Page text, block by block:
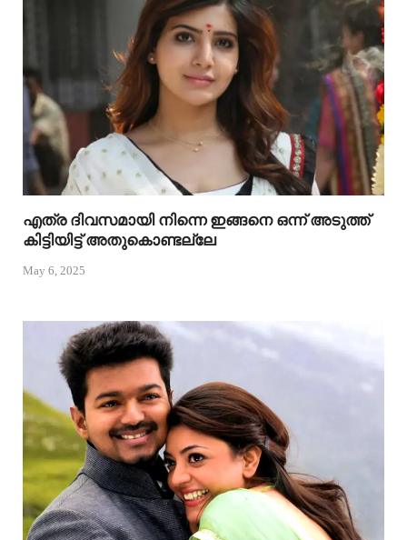
എത്ര ദിവസമായി നിന്നെ ഇങ്ങനെ ഒന്ന് അടുത്ത്
കിട്ടിയിട്ട് അതുകൊണ്ടല്ലേ
May 6, 2025